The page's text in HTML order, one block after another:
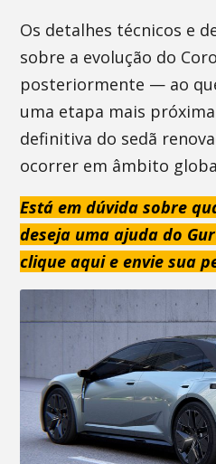
Os detalhes técnicos e
sobre a evolução do
posteriormente — ao
uma etapa mais
definitiva do sedã
ocorrer em âmbito
Está em dúvida sobre
deseja uma ajuda do
clique aqui e envie sua